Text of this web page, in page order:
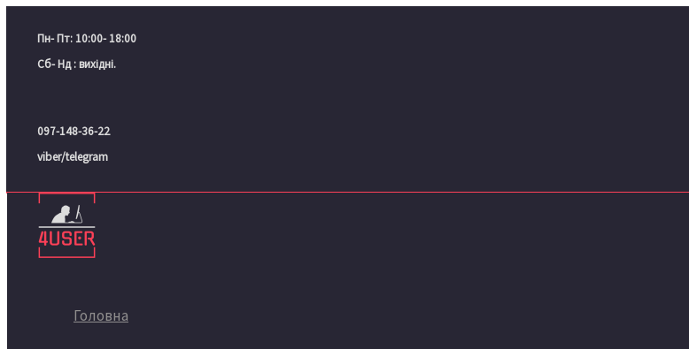
Перейти
вмісту
Пн- Пт: 10:00- 18:00
Сб- Нд : вихідні.
097-148-36-22
viber/telegram
Головна
Зовнішній
жорсткий
диск
(STJL2000400)
кількість